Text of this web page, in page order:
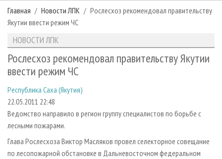
РУБРИКИ ЖУРНАЛА
ЛЕСОЗАГОТОВКА
ЛЕСОПИЛЕНИЕ
СУШКА ДРЕВЕСИНЫ
ПРОИЗВОДСТВО ДРЕВЕСНЫХ ПЛИТ
ДЕРЕВЯННОЕ ДОМОСТРОЕНИЕ
ПРОИЗВОДСТВО МЕБЕЛИ
НОВОСТИ
НОВОСТИ ЛПК
НОВОСТИ ЖУРНАЛА
ПРОЕКТЫ ЛПИ
АНАЛИТИКА
ПРЕДПРИЯТИЯ ЛПК
ПЕРСОНЫ
МОБИЛЬНЫЕ ВЫСТАВКИ
ОФИЦИАЛЬНЫЕ ДЕЛЕГАЦИИ
ПРИОРИТЕТНЫЕ ИНВЕСТПРОЕКТЫ
АРХИВ ЖУРНАЛОВ
СТАТЬИ
О ЖУРНАЛЕ
ПОДПИСКА
КОНТАКТЫ
РЕКЛАМОДАТЕЛЯМ
РЕКЛАМА
РЕКЛАМА НА САЙТЕ
Главная Новости ЛПК
Рослесхоз рекомендовал правительству
Якутии ввести режим ЧС
НОВОСТИ ЛПК
Рослесхоз рекомендовал правительству Якутии
ввести режим ЧС
Республика Саха (Якутия)
22.05.2011 22:48
Ведомство направило в регион группу специалистов по борьбе с
лесными пожарами.
Глава Рослесхоза Виктор Масляков провел селекторное совещание
по лесопожарной обстановке в Дальневосточном федеральном